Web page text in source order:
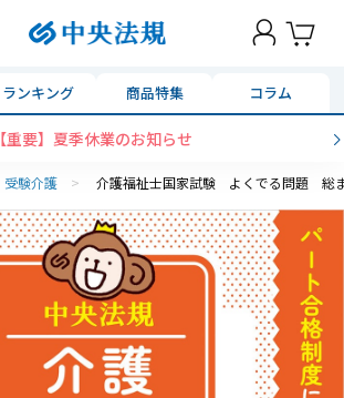
ランキング 商品特集 コラム
【重要】夏季休業のお知らせ
受験介護 > 介護福祉士国家試験 よくでる問題 総